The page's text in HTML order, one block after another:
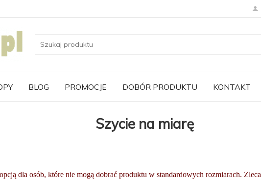
BLOG PROMOCJE DOBÓR PRODUKTU KONTAKT
Szycie na miarę
dla osób, które nie mogą dobrać produktu w standardowych rozmiarach.